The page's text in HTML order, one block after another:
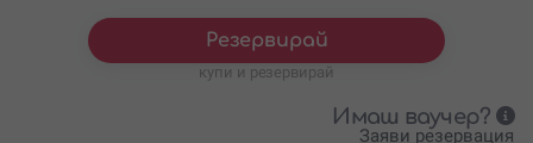
Резервирай
купи и резервирай
Имаш ваучер?
Заяви резервация